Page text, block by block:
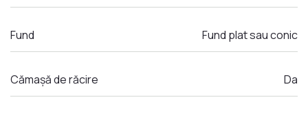
Fund Fund plat sau conic
Cămașă de răcire Da